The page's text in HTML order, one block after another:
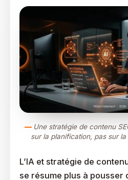
Une stratégie de contenu
sur la planification, pas sur
L’IA et stratégie de
se résume plus à pousser